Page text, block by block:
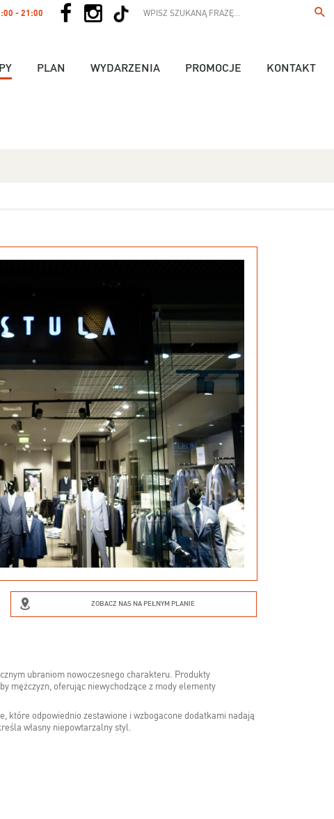
- 21:00
PLAN WYDARZENIA PROMOCJE KONTAKT
ZOBACZ NAS NA PEŁNYM PLANIE
ubraniom nowoczesnego charakteru. Produkty
mężczyzn, oferując niewychodzące z mody elementy
które odpowiednio zestawione i wzbogacone dodatkami nadają
własny niepowtarzalny styl.